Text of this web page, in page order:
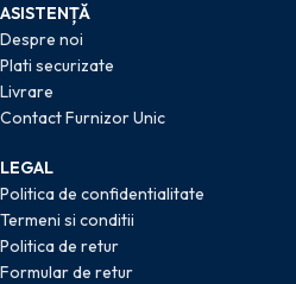
ASISTENȚĂ
Despre noi
Plati securizate
Livrare
Contact Furnizor Unic
LEGAL
Politica de confidentialitate
Termeni si conditii
Politica de retur
Formular de retur